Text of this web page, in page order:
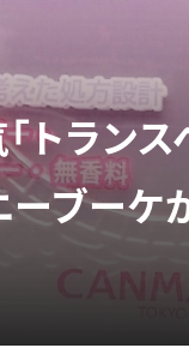
「トラン
ーブー